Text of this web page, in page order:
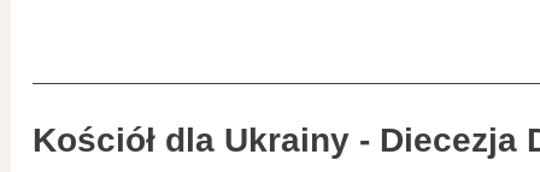
Kościół dla Ukrainy - Diecezja